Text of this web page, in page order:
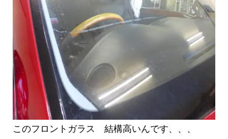
このフロントガラス 結構高いんです、、、